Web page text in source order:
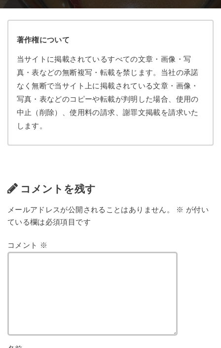
著作権について
当サイトに掲載されているすべての文章・画像・写
真・表などの無断複写・転載を禁じます。当社の承諾
なく無断で当サイト上に掲載されている文章・画像・
写真・表などのコピーや転載が判明した場合、使用の
中止（削除）、使用料の請求、謝罪文掲載を請求いた
します。
コメントを残す
メールアドレスが公開されることはありません。 ※ が付い
ている欄は必須項目です
コメント ※